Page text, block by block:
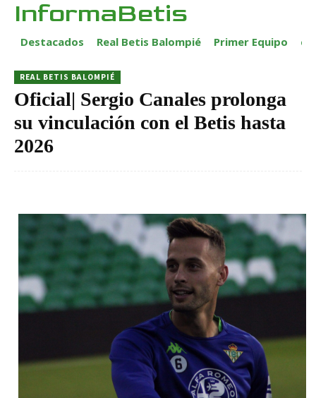
InformaBetis
Destacados Real Betis Balompié Primer Equipo
REAL BETIS BALOMPIÉ
Oficial| Sergio Canales prolonga
su vinculación con el Betis hasta
2026